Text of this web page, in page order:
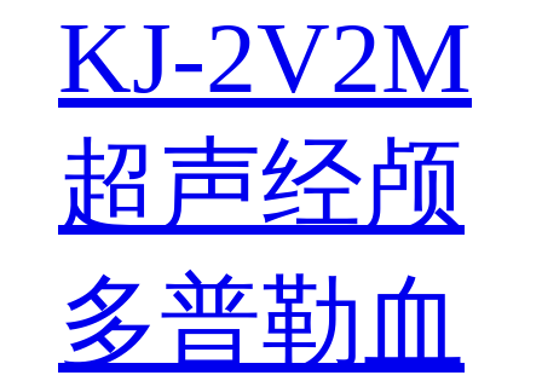
KJ-2V2M
超声经颅
多普勒血